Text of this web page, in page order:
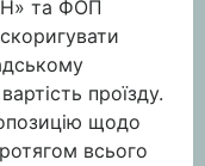
Н» та ФОП
проїзду.
щодо
всього